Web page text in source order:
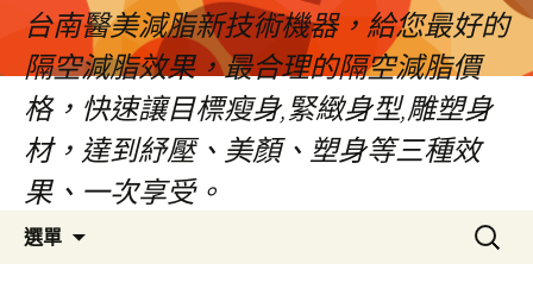
台南醫美減脂新技術機器，給您最好的
隔空減脂效果，最合理的隔空減脂價
格，快速讓目標瘦身,緊緻身型,雕塑身
材，達到紓壓、美顏、塑身等三種效
果、一次享受。
選單
搜
尋